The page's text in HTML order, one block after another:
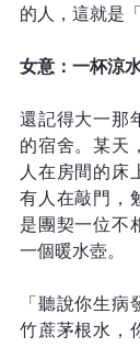
的人，這就是
女意：一杯涼
還記得大一那
的宿舍。某天
人在房間的床
有人在敲門，
是團契一位不
一個暖水壺。
「聽說你生
竹蔗茅根水，